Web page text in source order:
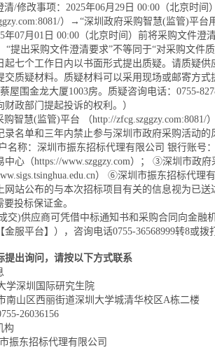
/修改事项：2025年06月29日 00:00（北京时
）→“深圳政府采购智慧(监管)平
年07月01日 00:00（北京时间）前将采购文件
提出采购文件澄清要求”不等同于“对采购文件
起七个工作日内以书面形式提出质疑。请质疑供
交质疑材料。质疑材料可以采用现场或邮寄方
屋围金龙大厦1003房。质疑咨询电话：0755-
财政部门提起投诉的权利。）
智慧(监管)平台 （http://
录名单和三年内禁止参与深圳市政府采购活动
名称：深圳市振东招标代理有限公司 银行账号
中心（https://www.szggzy.com）； ③深圳市政
） ⑥深圳市振东招标代
网站公布的与本次招标项目有关的信息视为已送
投标保证金。
)供应商可凭借中标通知书和采购合同向金融机
服平台】），咨询电话0755-36568999转8或拨
提出询问，请按以下方式联系
深圳国际研究生院
山区西丽街道深圳大学城清华校区A栋二楼
26036156
构
振东招标代理有限公司